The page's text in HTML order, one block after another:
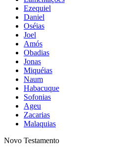
Ezequiel
Daniel
Oséias
Joel
Amós
Obadias
Jonas
Miquéias
Naum
Habacuque
Sofonias
Ageu
Zacarias
Malaquias
Novo Testamento